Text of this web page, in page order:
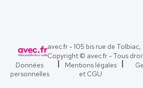
avec.fr - 105 bis rue de Tolbiac,
Copyright © avec.fr - Tous
Données
personnelles
Mentions légales
et CGU